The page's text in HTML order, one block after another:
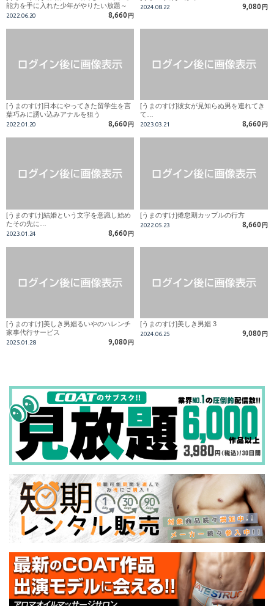
能力を手に入れた少年がやりたい放題～
2022.06.20 8,660 円
2024.08.22 9,080 円
[うまのすけ]日本にやってきた留学生を言
葉巧みに誘い込みアナルを狙う
2022.01.20 8,660 円
[うまのすけ]彼女が見知らぬ男を連れてき
て…
2023.03.21 8,660 円
[うまのすけ]結婚という文字を意識し始め
たその先に…
2023.01.24 8,660 円
[うまのすけ]倦怠期カップルの行方
2022.05.23 8,660 円
[うまのすけ]美しき男娼るいやのハレンチ
家事代行サービス
2025.01.28 9,080 円
[うまのすけ]美しき男娼 3
2024.06.25 9,080 円